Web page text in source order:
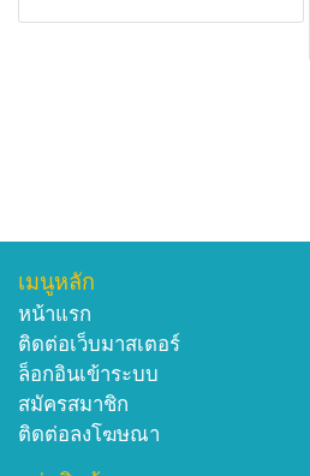
เมนูหลัก
หน้าแรก
ติดต่อเว็บมาสเตอร์
ล็อกอินเข้าระบบ
สมัครสมาชิก
ติดต่อลงโฆษณา